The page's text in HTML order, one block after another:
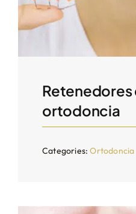
Retenedores
ortodoncia
Categories:Ortodoncia